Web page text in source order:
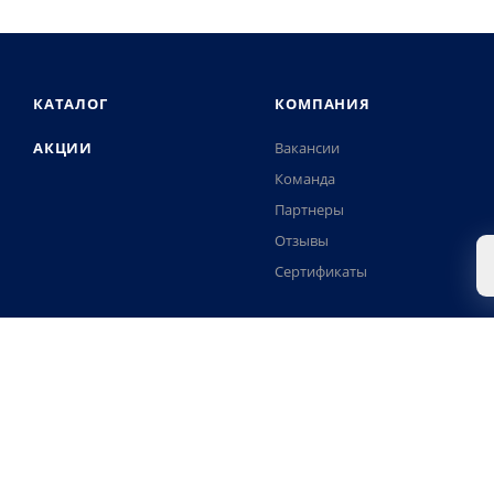
КАТАЛОГ
АКЦИИ
КОМПАНИЯ
Вакансии
Команда
Партнеры
Отзывы
Сертификаты